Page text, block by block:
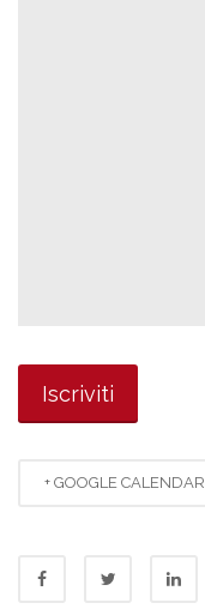
+ GOOGLE CALENDAR